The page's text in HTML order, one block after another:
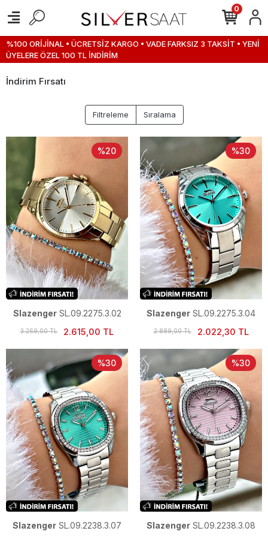
%100 ORİJİNAL • ÜCRETSİZ KARGO • VADE FARKSIZ 3 TAKSİT • YENİ
ÜYELERE ÖZEL 100 TL İNDİRİM
0
İndirim Fırsatı
Filtreleme Sıralama
%20
SlazengerSL.09.2275.3.02
Kadın Kol Saati
3.269,00 TL 2.615,00 TL
%30
Slazenger SL.09.2275.3.04
Kadın Kol Saati
2.889,00 TL 2.022,30 TL
%30
Slazenger SL.09.2238.3.07
%30
Slazenger SL.09.2238.3.08